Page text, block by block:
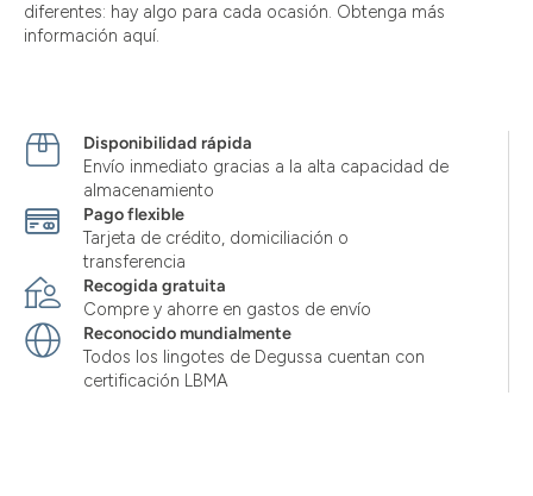
diferentes: hay algo para cada ocasión. Obtenga más
información aquí.
Disponibilidad rápida
Envío inmediato gracias a la alta capacidad de
almacenamiento
Pago flexible
Tarjeta de crédito, domiciliación o
transferencia
Recogida gratuita
Compre y ahorre en gastos de envío
Reconocido mundialmente
Todos los lingotes de Degussa cuentan con
certificación LBMA